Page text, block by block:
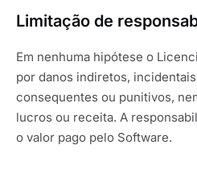
Limitação de
Em nenhuma hipótese o
por danos indiretos,
consequentes ou punitivos,
lucros ou receita. A
o valor pago pelo Software.